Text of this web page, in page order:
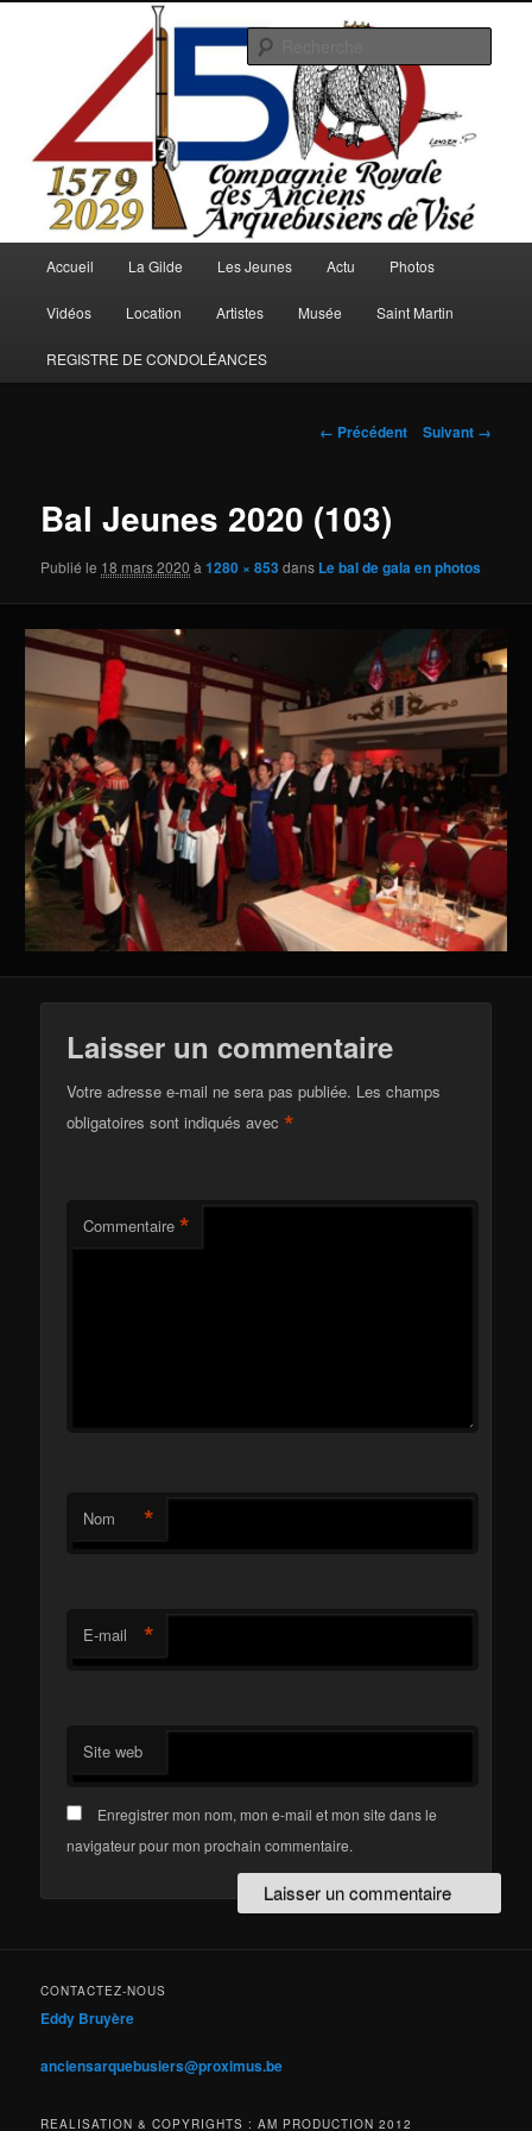
Arquebusiers.eu
Accueil La Gilde Les Jeunes Actu Photos
Vidéos Location Artistes Musée Saint Martin
REGISTRE DE CONDOLÉANCES
Navigation
← Précédent Suivant →
Bal Jeunes 2020 (103)
Publié le 18 mars 2020 à1280 × 853dans Le bal de gala en photos
Laisser un commentaire
Votre adresse e-mail ne sera pas publiée. Les champs
obligatoires sont indiqués avec*
Commentaire *
Nom *
E-mail *
Site web
Enregistrer mon nom, mon e-mail et mon site dans le
navigateur pour mon prochain commentaire.
CONTACTEZ-NOUS
Eddy Bruyère
anciensarquebusiers@proximus.be
REALISATION & COPYRIGHTS : AM PRODUCTION 2012